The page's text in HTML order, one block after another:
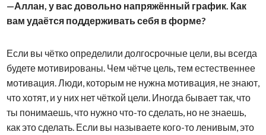
Аллан, у вас довольно напряжённый график. Как
вам удаётся поддерживать себя в форме?
Если вы чётко определили долгосрочные цели, вы всегда
будете мотивированы. Чем чётче цель, тем естественнее
мотивация. Люди, которым не нужна мотивация, не знают,
что хотят, и у них нет чёткой цели. Иногда бывает так, что
ты понимаешь, что нужно что-то сделать, но не знаешь,
как это сделать. Если вы называете кого-то ленивым, это